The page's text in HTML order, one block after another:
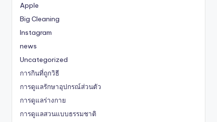
Apple
Big Cleaning
Instagram
news
Uncategorized
การกินที่ถูกวิธี
การดูแลรักษาอุปกรณ์ส่วนตัว
การดูแลร่างกาย
การดูแลสวนแบบธรรมชาติ